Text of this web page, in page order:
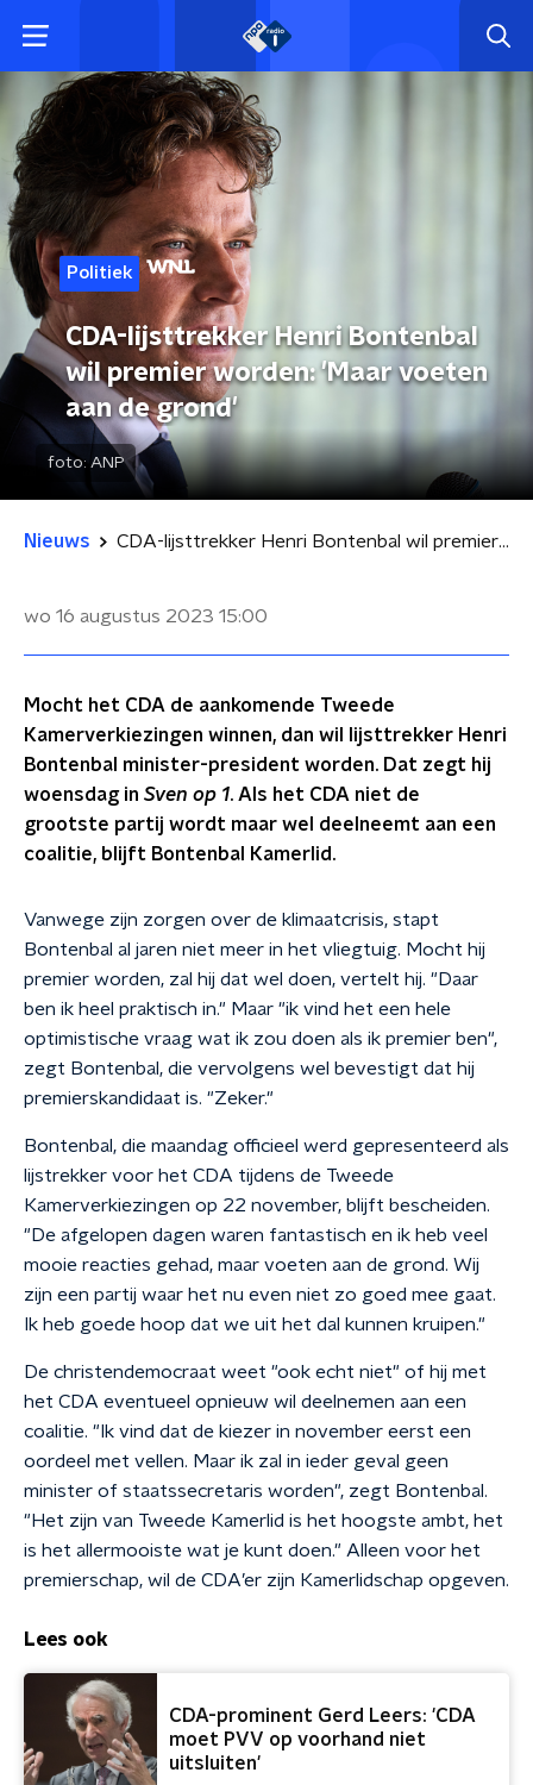
Politiek
CDA-lijsttrekker Henri Bontenbal
wil premier worden: 'Maar voeten
aan de grond'
foto: ANP
Nieuws CDA-lijsttrekker Henri Bontenbal wil premier worden: 'Maar voeten aan de grond'
wo 16 augustus 2023 15:00
Mocht het CDA de aankomende Tweede
Kamerverkiezingen winnen, dan wil lijsttrekker Henri
Bontenbal minister-president worden. Dat zegt hij
woensdag in Sven op 1. Als het CDA niet de
grootste partij wordt maar wel deelneemt aan een
coalitie, blijft Bontenbal Kamerlid.
Vanwege zijn zorgen over de klimaatcrisis, stapt
Bontenbal al jaren niet meer in het vliegtuig. Mocht hij
premier worden, zal hij dat wel doen, vertelt hij. "Daar
ben ik heel praktisch in." Maar "ik vind het een hele
optimistische vraag wat ik zou doen als ik premier ben",
zegt Bontenbal, die vervolgens wel bevestigt dat hij
premierskandidaat is. "Zeker."
Bontenbal, die maandag officieel werd gepresenteerd als
lijstrekker voor het CDA tijdens de Tweede
Kamerverkiezingen op 22 november, blijft bescheiden.
"De afgelopen dagen waren fantastisch en ik heb veel
mooie reacties gehad, maar voeten aan de grond. Wij
zijn een partij waar het nu even niet zo goed mee gaat.
Ik heb goede hoop dat we uit het dal kunnen kruipen."
De christendemocraat weet "ook echt niet" of hij met
het CDA eventueel opnieuw wil deelnemen aan een
coalitie. "Ik vind dat de kiezer in november eerst een
oordeel met vellen. Maar ik zal in ieder geval geen
minister of staatssecretaris worden", zegt Bontenbal.
"Het zijn van Tweede Kamerlid is het hoogste ambt, het
is het allermooiste wat je kunt doen." Alleen voor het
premierschap, wil de CDA’er zijn Kamerlidschap opgeven.
Lees ook
CDA-prominent Gerd Leers: 'CDA
moet PVV op voorhand niet
uitsluiten'